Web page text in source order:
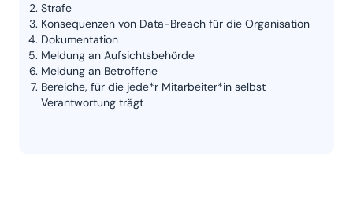
Strafe
Konsequenzen von Data-Breach für die Organisation
Dokumentation
Meldung an Aufsichtsbehörde
Meldung an Betroffene
Bereiche, für die jede*r Mitarbeiter*in selbst
Verantwortung trägt